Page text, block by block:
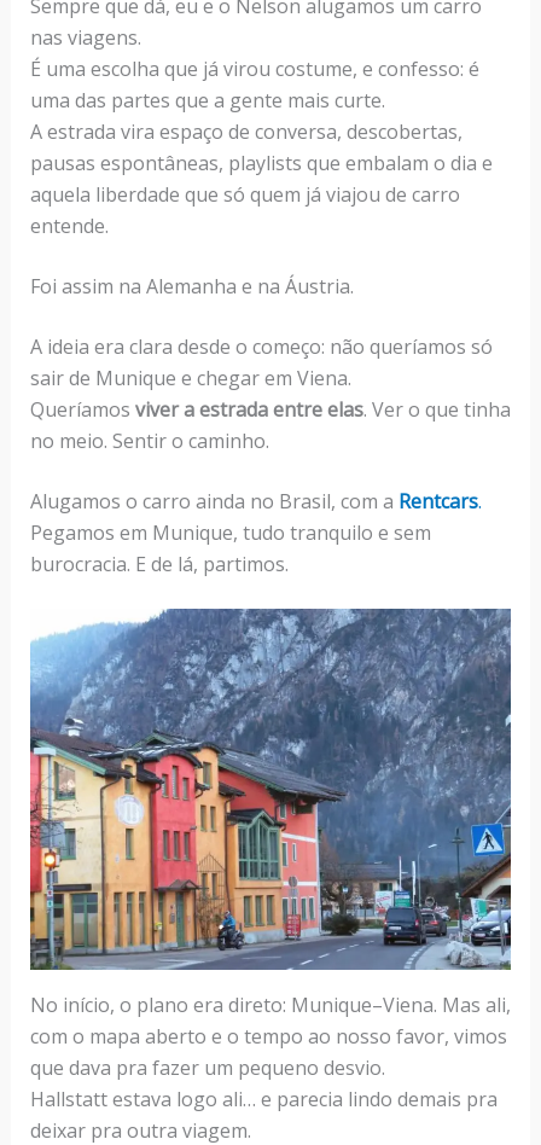
Sempre que dá, eu e o Nelson alugamos um carro
nas viagens.
É uma escolha que já virou costume, e confesso: é
uma das partes que a gente mais curte.
A estrada vira espaço de conversa, descobertas,
pausas espontâneas, playlists que embalam o dia e
aquela liberdade que só quem já viajou de carro
entende.
Foi assim na Alemanha e na Áustria.
A ideia era clara desde o começo: não queríamos só
sair de Munique e chegar em Viena.
Queríamos viver a estrada entre elas. Ver o que tinha
no meio. Sentir o caminho.
Alugamos o carro ainda no Brasil, com a Rentcars.
Pegamos em Munique, tudo tranquilo e sem
burocracia. E de lá, partimos.
No início, o plano era direto: Munique–Viena. Mas ali,
com o mapa aberto e o tempo ao nosso favor, vimos
que dava pra fazer um pequeno desvio.
Hallstatt estava logo ali… e parecia lindo demais pra
deixar pra outra viagem.